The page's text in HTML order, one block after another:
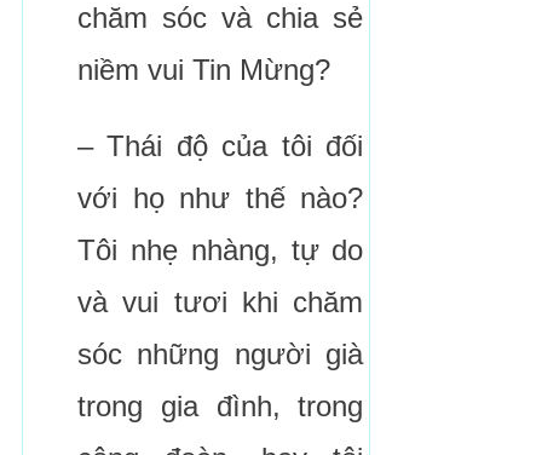
chăm sóc và chia sẻ
niềm vui Tin Mừng?
– Thái độ của tôi đối
với họ như thế nào?
Tôi nhẹ nhàng, tự do
và vui tươi khi chăm
sóc những người già
trong gia đình, trong